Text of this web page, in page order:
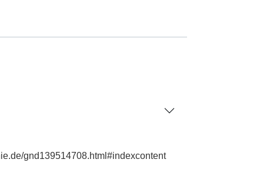
gnd139514708.html#indexcontent